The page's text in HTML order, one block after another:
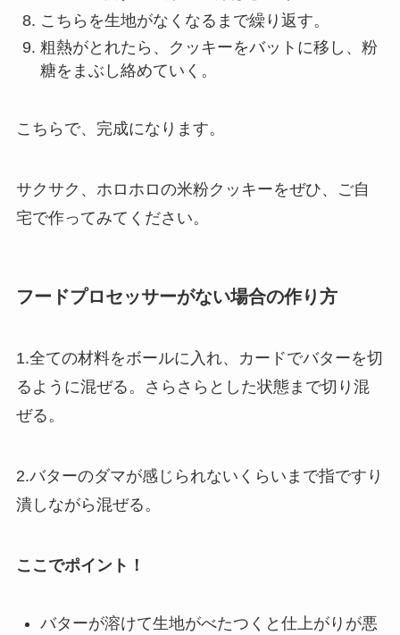
こちらを生地がなくなるまで繰り返す。
粗熱がとれたら、クッキーをバットに移し、粉
糖をまぶし絡めていく。
こちらで、完成になります。
サクサク、ホロホロの米粉クッキーをぜひ、ご自
宅で作ってみてください。
フードプロセッサーがない場合の作り方
1.全ての材料をボールに入れ、カードでバターを切
るように混ぜる。さらさらとした状態まで切り混
ぜる。
2.バターのダマが感じられないくらいまで指ですり
潰しながら混ぜる。
ここでポイント！
バターが溶けて生地がべたつくと仕上がりが悪